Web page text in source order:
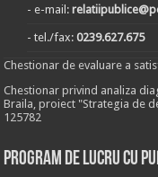
- e-mail:
- tel./fax:0239.627.675
Chestionar de evaluare a
Chestionar privind analiza
Braila, proiect "Strategia de
125782
Program de lucru cu